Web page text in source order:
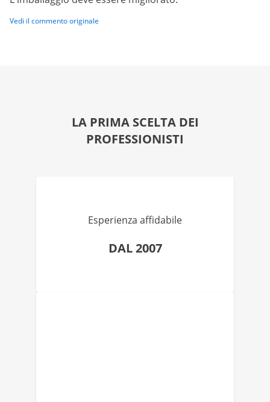
Vedi il commento originale
LA PRIMA SCELTA DEI
PROFESSIONISTI
Esperienza affidabile
DAL 2007